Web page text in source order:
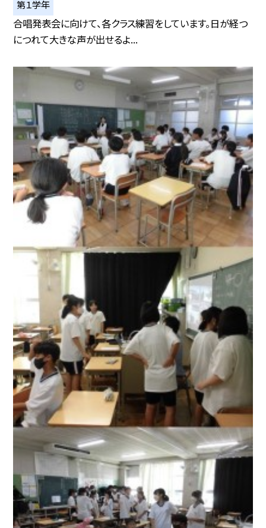
第１学年
合唱発表会に向けて、各クラス練習をしています。日が経つ
につれて大きな声が出せるよ...